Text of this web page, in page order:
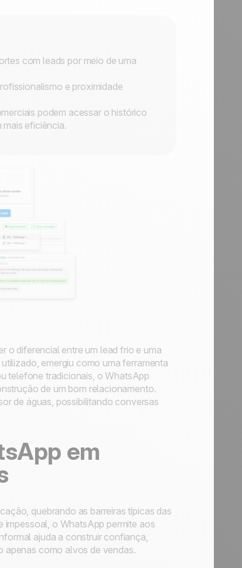
com leads por meio de uma
e proximidade
podem acessar o histórico
eficiência.
o diferencial entre um lead frio e uma
emergiu como uma ferramenta
telefone tradicionais, o WhatsApp
de um bom relacionamento.
de águas, possibilitando conversas
em
quebrando as barreiras típicas das
impessoal, o WhatsApp permite aos
ajuda a construir confiança,
apenas como alvos de vendas.